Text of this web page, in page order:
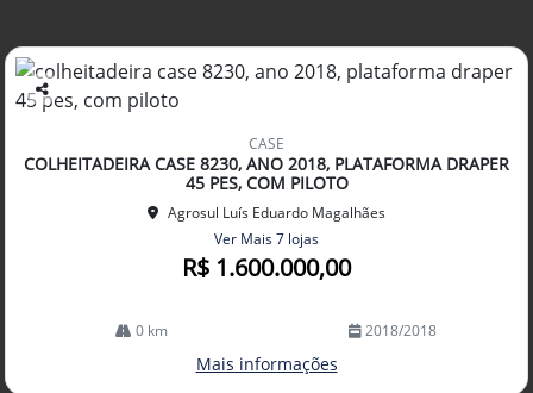
Co
arti
lhe
CASE
COLHEITADEIRA CASE 8230, ANO 2018, PLATAFORMA DRAPER
45 PES, COM PILOTO
Agrosul Luís Eduardo Magalhães
Ver Mais 7 lojas
R$ 1.600.000,00
0 km 2018/2018
Mais informações